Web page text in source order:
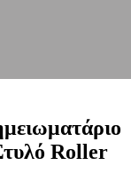
Roller